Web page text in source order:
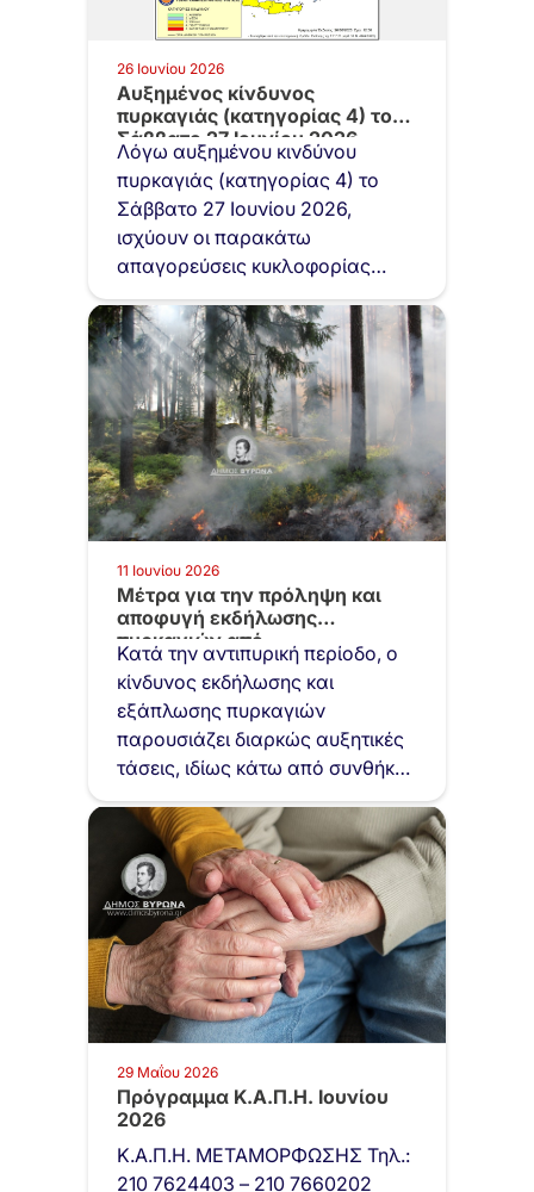
26 Ιουνίου 2026
Αυξημένος κίνδυνος
πυρκαγιάς (κατηγορίας 4) το
Σάββατο 27 Ιουνίου 2026
Λόγω αυξημένου κινδύνου
πυρκαγιάς (κατηγορίας 4) το
Σάββατο 27 Ιουνίου 2026,
ισχύουν οι παρακάτω
απαγορεύσεις κυκλοφορίας
στον Υμηττό και συγκεκριμένα:…
11 Ιουνίου 2026
Μέτρα για την πρόληψη και
αποφυγή εκδήλωσης
πυρκαγιών από
μελισσοκομική…
Κατά την αντιπυρική περίοδο, ο
κίνδυνος εκδήλωσης και
εξάπλωσης πυρκαγιών
παρουσιάζει διαρκώς αυξητικές
τάσεις, ιδίως κάτω από συνθήκες
υψηλών θερμοκρασιών,…
29 Μαΐου 2026
Πρόγραμμα Κ.Α.Π.Η. Ιουνίου
2026
Κ.Α.Π.Η. ΜΕΤΑΜΟΡΦΩΣΗΣ Τηλ.:
210 7624403 – 210 7660202